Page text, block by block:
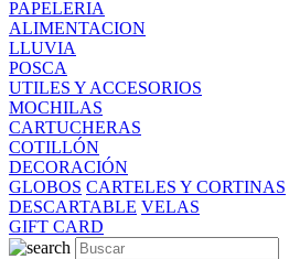
PAPELERIA
ALIMENTACION
LLUVIA
POSCA
UTILES Y ACCESORIOS
MOCHILAS
CARTUCHERAS
COTILLÓN
DECORACIÓN
GLOBOS CARTELES Y CORTINAS
DESCARTABLE VELAS
GIFT CARD